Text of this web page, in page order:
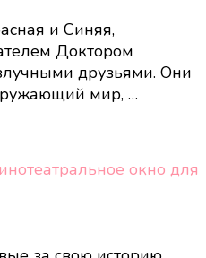
и Синяя,
Доктором
друзьями. Они
мир, …
окно для